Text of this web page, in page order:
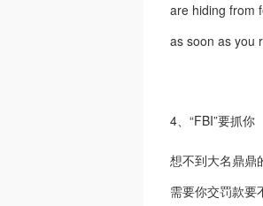
are hiding from
as soon as you
4、“FBI”要抓你
想不到大名鼎鼎
需要你交罚款要